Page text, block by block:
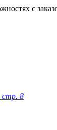
с
стр. 8